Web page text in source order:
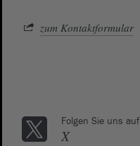
zum Kontaktformular
Folgen Sie uns auf
X